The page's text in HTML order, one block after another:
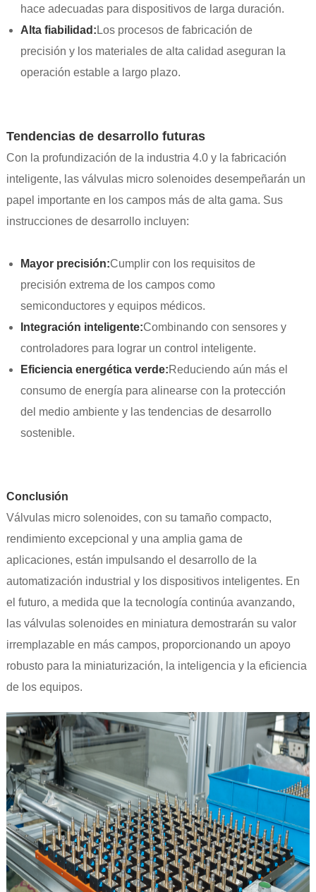
hace adecuadas para dispositivos de larga duración.
Alta fiabilidad: Los procesos de fabricación de
precisión y los materiales de alta calidad aseguran la
operación estable a largo plazo.
Tendencias de desarrollo futuras
Con la profundización de la industria 4.0 y la fabricación
inteligente, las válvulas micro solenoides desempeñarán un
papel importante en los campos más de alta gama. Sus
instrucciones de desarrollo incluyen:
Mayor precisión:Cumplir con los requisitos de
precisión extrema de los campos como
semiconductores y equipos médicos.
Integración inteligente:Combinando con sensores y
controladores para lograr un control inteligente.
Eficiencia energética verde:Reduciendo aún más el
consumo de energía para alinearse con la protección
del medio ambiente y las tendencias de desarrollo
sostenible.
Conclusión
Válvulas micro solenoides, con su tamaño compacto,
rendimiento excepcional y una amplia gama de
aplicaciones, están impulsando el desarrollo de la
automatización industrial y los dispositivos inteligentes. En
el futuro, a medida que la tecnología continúa avanzando,
las válvulas solenoides en miniatura demostrarán su valor
irremplazable en más campos, proporcionando un apoyo
robusto para la miniaturización, la inteligencia y la eficiencia
de los equipos.